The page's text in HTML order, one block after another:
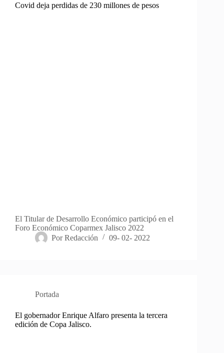
Covid deja perdidas de 230 millones de pesos
El Titular de Desarrollo Económico participó en el
Foro Económico Coparmex Jalisco 2022
Por Redacción 09- 02- 2022
Portada
El gobernador Enrique Alfaro presenta la tercera
edición de Copa Jalisco.